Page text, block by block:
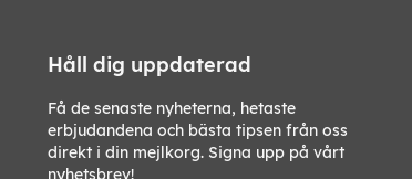
Håll dig uppdaterad
Få de senaste nyheterna, hetaste
erbjudandena och bästa tipsen från oss
direkt i din mejlkorg. Signa upp på vårt
nyhetsbrev!